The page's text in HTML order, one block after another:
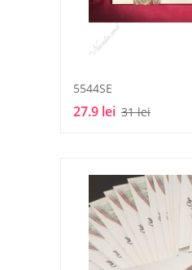
5544SE
27.9 lei 31 lei